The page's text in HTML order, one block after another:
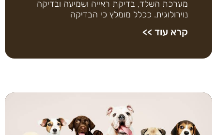
מערכת השלד, בדיקת ראייה ושמיעה ובדיקה
נוירולוגית. ככלל מומלץ כי הבדיקה
קרא עוד >>